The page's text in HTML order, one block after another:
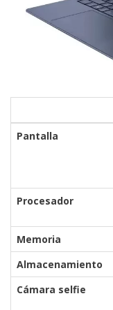
Pantalla
Procesador
Memoria
Almacenamiento
Cámara selfie